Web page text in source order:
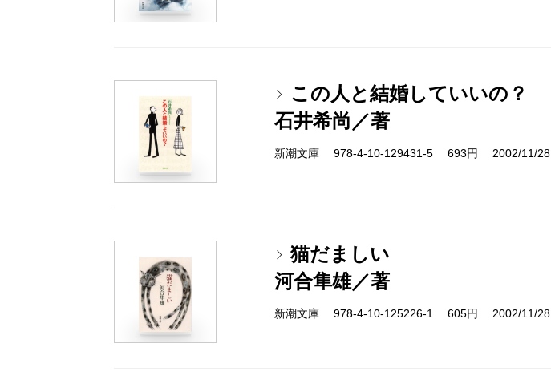
この人と結婚していいの？
石井希尚／著
新潮文庫 978-4-10-129431-5 693円 2002/11/28
猫だましい
河合隼雄／著
新潮文庫 978-4-10-125226-1 605円 2002/11/28